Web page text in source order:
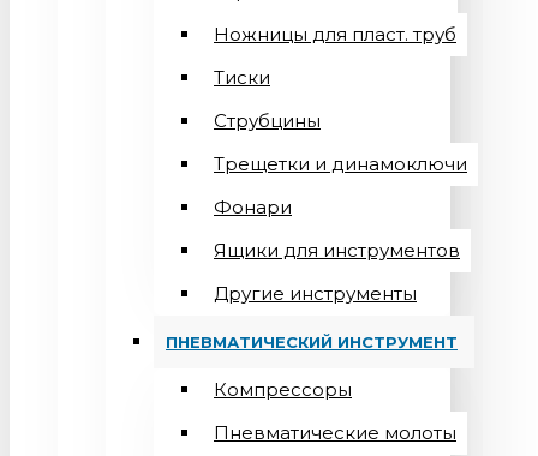
Ножницы для пласт. труб
Тиски
Струбцины
Трещетки и динамоключи
Фонари
Ящики для инструментов
Другие инструменты
ПНЕВМАТИЧЕСКИЙ ИНСТРУМЕНТ
Компрессоры
Пневматические молоты